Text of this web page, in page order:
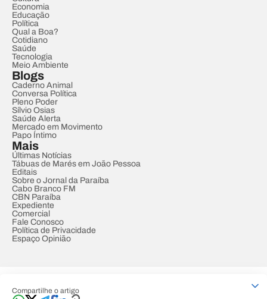
Compartilhe o artigo
Economia
Educação
Política
Qual a Boa?
Cotidiano
Saúde
Tecnologia
Meio Ambiente
Blogs
Caderno Animal
Conversa Política
Pleno Poder
Sílvio Osias
Saúde Alerta
Mercado em Movimento
Papo Íntimo
Mais
Últimas Notícias
Tábuas de Marés em João Pessoa
Editais
Sobre o Jornal da Paraíba
Cabo Branco FM
CBN Paraíba
Expediente
Comercial
Fale Conosco
Política de Privacidade
Espaço Opinião